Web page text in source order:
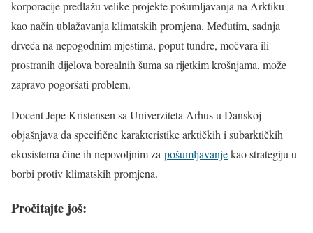
korporacije predlažu velike projekte pošumljavanja na Arktiku
kao način ublažavanja klimatskih promjena. Međutim, sadnja
drveća na nepogodnim mjestima, poput tundre, močvara ili
prostranih dijelova borealnih šuma sa rijetkim krošnjama, može
zapravo pogoršati problem.
Docent Jepe Kristensen sa Univerziteta Arhus u Danskoj
objašnjava da specifične karakteristike arktičkih i subarktičkih
ekosistema čine ih nepovoljnim za pošumljavanjekao strategiju u
borbi protiv klimatskih promjena.
Pročitajte još: